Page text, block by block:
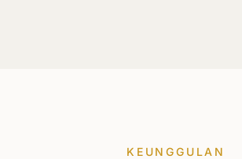
KEUNGGULAN